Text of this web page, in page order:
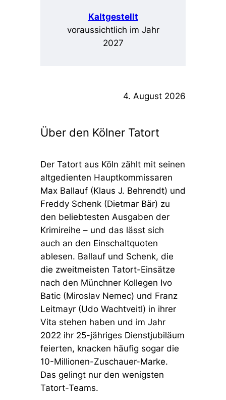
Kaltgestellt
voraussichtlich im Jahr
2027
4. August 2026
Über den Kölner Tatort
Der Tatort aus Köln zählt mit seinen
altgedienten Hauptkommissaren
Max Ballauf (Klaus J. Behrendt) und
Freddy Schenk (Dietmar Bär) zu
den beliebtesten Ausgaben der
Krimireihe – und das lässt sich
auch an den Einschaltquoten
ablesen. Ballauf und Schenk, die
die zweitmeisten Tatort-Einsätze
nach den Münchner Kollegen Ivo
Batic (Miroslav Nemec) und Franz
Leitmayr (Udo Wachtveitl) in ihrer
Vita stehen haben und im Jahr
2022 ihr 25-jähriges Dienstjubiläum
feierten, knacken häufig sogar die
10-Millionen-Zuschauer-Marke.
Das gelingt nur den wenigsten
Tatort-Teams.